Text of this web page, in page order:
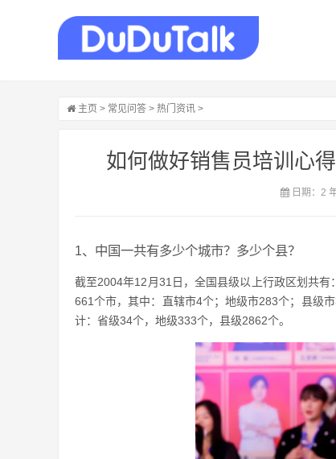
主页 > 常见问答 > 热门资讯 >
如何做好销售员培训心
日期：2
1、中国一共有多少个城市？多少个县？
截至2004年12月31日，全国县级以上行政区划共有
661个市，其中：直辖市4个；地级市283个；县级
计：省级34个，地级333个，县级2862个。